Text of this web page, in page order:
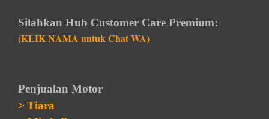
Silahkan Hub Customer Care Premium:
(KLIK NAMA untuk Chat WA)
Penjualan Motor
> Tiara